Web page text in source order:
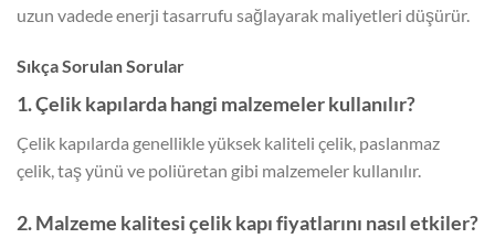
uzun vadede enerji tasarrufu sağlayarak maliyetleri düşürür.
Sıkça Sorulan Sorular
1. Çelik kapılarda hangi malzemeler kullanılır?
Çelik kapılarda genellikle yüksek kaliteli çelik, paslanmaz
çelik, taş yünü ve poliüretan gibi malzemeler kullanılır.
2. Malzeme kalitesi çelik kapı fiyatlarını nasıl etkiler?